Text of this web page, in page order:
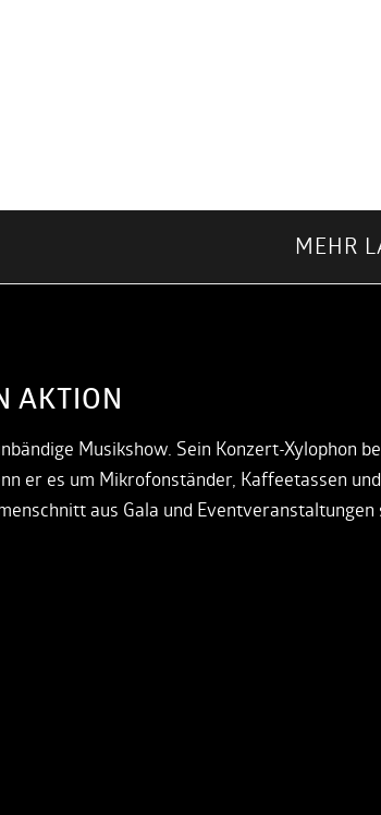
MEHR
AKTION
Musikshow. Sein Konzert-Xylophon
er es um Mikrofonständer, Kaffeetassen
aus Gala und